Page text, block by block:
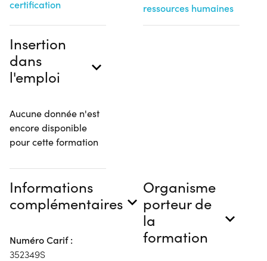
certification
ressources humaines
Insertion
dans
l'emploi
Aucune donnée n'est
encore disponible
pour cette formation
Informations
complémentaires
Numéro Carif :
352349S
Organisme
porteur de
la
formation